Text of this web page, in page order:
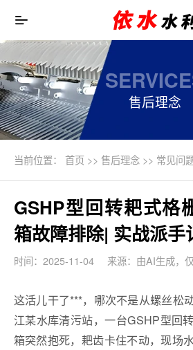
售后理念
当前位置： 首页>> 售后理念>> 常见问
GSHP型回转耙式格
箱故障排除| 实战派手
时间：2025-11-04 来源：由AI生成，
这活儿干了***，哪次不是从螺丝松
江某水库清污站，一台GSHP型回
箱突然抱死，耙齿卡住不动，现场